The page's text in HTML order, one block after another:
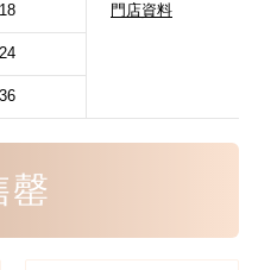
門店資料
18
24
36
罄
兒 手袋 As5631